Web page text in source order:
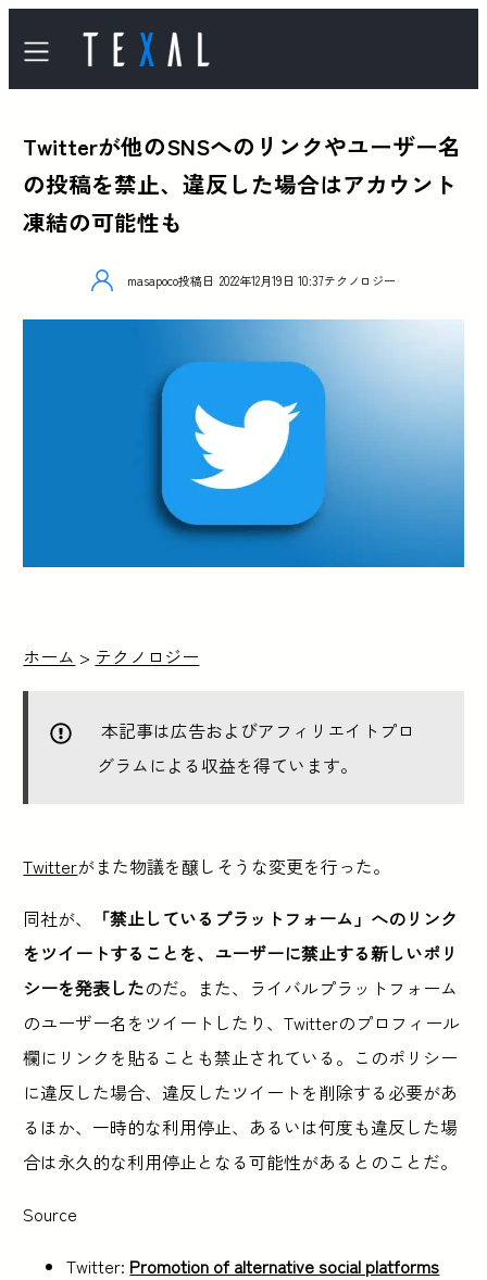
Twitterが他のSNSへのリンクやユーザー名
の投稿を禁止、違反した場合はアカウント
凍結の可能性も
masapoco投稿日 2022年12月19日 10:37テクノロジー
ホーム > テクノロジー
本記事は広告およびアフィリエイトプロ
グラムによる収益を得ています。
Twitterがまた物議を醸しそうな変更を行った。
同社が、
「禁止しているプラットフォーム」へのリンク
をツイートすることを、ユーザーに禁止する新しいポリ
シーを発表したのだ。また、ライバルプラットフォーム
のユーザー名をツイートしたり、Twitterのプロフィール
欄にリンクを貼ることも禁止されている。このポリシー
に違反した場合、違反したツイートを削除する必要があ
るほか、一時的な利用停止、あるいは何度も違反した場
合は永久的な利用停止となる可能性があるとのことだ。
Source
Twitter: Promotion of alternative social platforms